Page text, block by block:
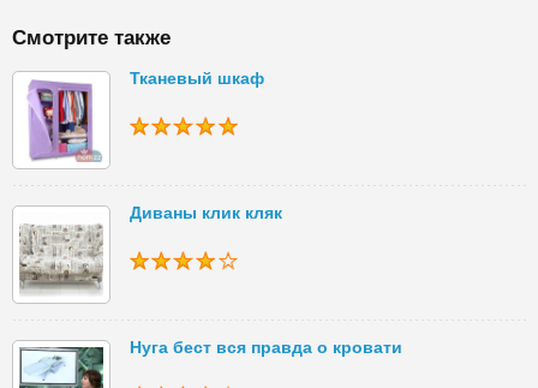
Смотрите также
Тканевый шкаф
Диваны клик кляк
Нуга бест вся правда о кровати